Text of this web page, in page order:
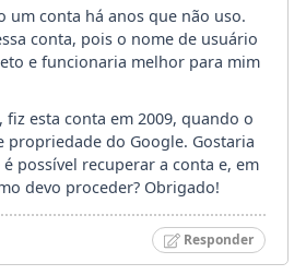
um conta há anos que não uso.
conta, pois o nome de usuário
e funcionaria melhor para mim
esta conta em 2009, quando o
propriedade do Google. Gostaria
possível recuperar a conta e, em
devo proceder? Obrigado!
Responder